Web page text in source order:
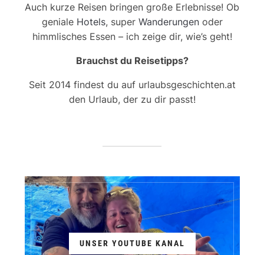
Auch kurze Reisen bringen große Erlebnisse! Ob
geniale Hotels, super Wanderungenoder
himmlisches Essen – ich zeige dir, wie’s geht!
Brauchst du Reisetipps?
Seit 2014 findest du auf urlaubsgeschichten.at
den Urlaub, der zu dir passt!
UNSER YOUTUBE KANAL